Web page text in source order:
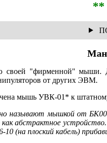
**
"фирменной" мыши.
от других ЭВМ.
мышь УВК-01* к
называют мышкой от
как абстрактное
(на плоский кабель)